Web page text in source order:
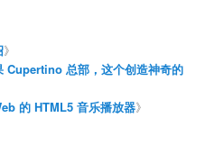
》
Cupertino 总部，这个创造神奇的
的 HTML5 音乐播放器》